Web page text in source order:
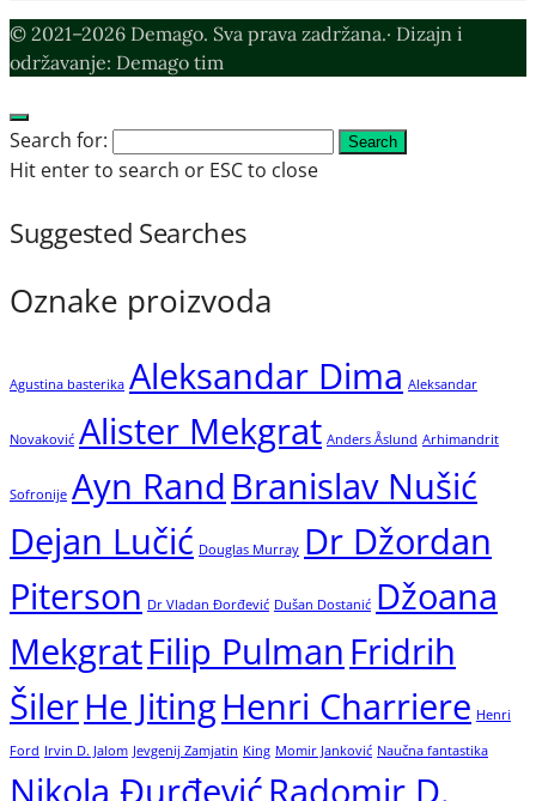
© 2021–2026 Demago. Sva prava zadržana.· Dizajn i
održavanje: Demago tim
Search for: Search
Hit enter to search or ESC to close
Suggested Searches
Oznake proizvoda
Agustina basterika Aleksandar Dima Aleksandar
Novaković Alister Mekgrat Anders Åslund Arhimandrit
Sofronije Ayn Rand Branislav Nušić
Dejan Lučić Douglas Murray Dr Džordan
Piterson Dr Vladan Đorđević Dušan Dostanić Džoana
MekgratFilip Pulman Fridrih
ŠilerHe JitingHenri Charriere Henri
Ford Irvin D. Jalom Jevgenij Zamjatin King Momir Janković Naučna fantastika
Nikola ĐurđevićRadomir D.